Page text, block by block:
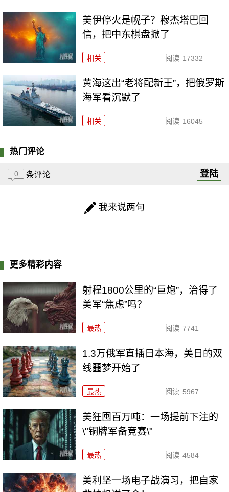
美伊停火是幌子？穆杰塔巴回
信，把中东棋盘掀了
相关 阅读 17332
黄海这出“老将配新王”，把俄罗斯
海军看沉默了
相关 阅读 16045
热门评论
0 条评论 登陆
我来说两句
更多精彩内容
射程1800公里的“巨炮”，治得了
美军“焦虑”吗？
最热 阅读 7741
1.3万俄军直插日本海，美日的双
线噩梦开始了
最热 阅读 5967
美狂囤百万吨：一场提前下注的
\"铜牌军备竞赛\"
最热 阅读 4584
美利坚一场电子战演习，把自家